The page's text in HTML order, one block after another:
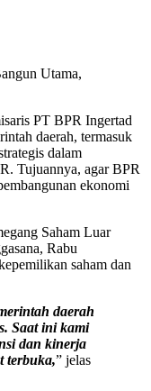
Utama,
PT BPR Ingertad
daerah, termasuk
dalam
Tujuannya, agar BPR
ekonomi
Saham Luar
Rabu
saham dan
daerah
Saat ini kami
dan kinerja
terbuka,” jelas